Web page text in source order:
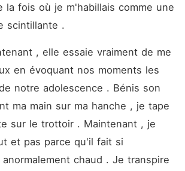
la fois où je m'habillais comme une
scintillante .
, elle essaie vraiment de me
en évoquant nos moments les
notre adolescence . Bénis son
ma main sur ma hanche , je tape
sur le trottoir . Maintenant , je
et pas parce qu'il fait si
chaud . Je transpire